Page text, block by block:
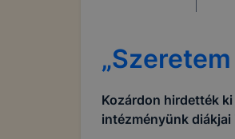
Kozárdon hirdették ki
intézményünk